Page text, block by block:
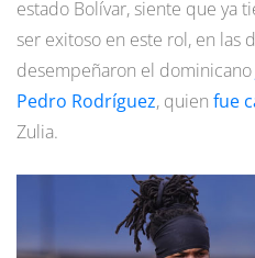
estado Bolívar, siente que ya
ser exitoso en este rol, en las
desempeñaron el dominicano
Pedro Rodríguez, quien fue
Zulia.